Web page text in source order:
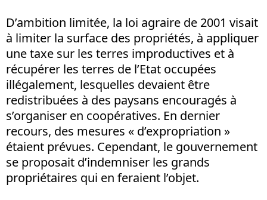
D’ambition limitée, la loi agraire de 2001 visait
à limiter la surface des propriétés, à appliquer
une taxe sur les terres improductives et à
récupérer les terres de l’Etat occupées
illégalement, lesquelles devaient être
redistribuées à des paysans encouragés à
s’organiser en coopératives. En dernier
recours, des mesures « d’expropriation »
étaient prévues. Cependant, le gouvernement
se proposait d’indemniser les grands
propriétaires qui en feraient l’objet.